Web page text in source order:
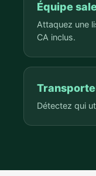
Équipe
Attaquez une
CA inclus.
Détectez qui